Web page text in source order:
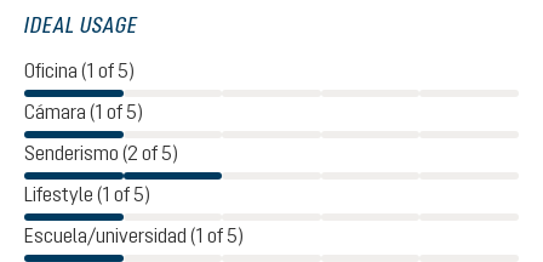
IDEAL USAGE
Oficina (1 of 5)
Cámara (1 of 5)
Senderismo (2 of 5)
Lifestyle (1 of 5)
Escuela/universidad (1 of 5)